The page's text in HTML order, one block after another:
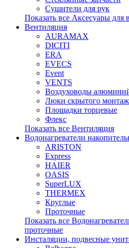
Сушители для рук
Показать все Аксесуары для
Вентиляция
AURAMAX
DICITI
ERA
EVECS
Event
VENTS
Воздуховоды
Люки скрытого
Площадки торцевые
Флекс
Показать все Вентиляция
Водонагреватели
ARISTON
Express
HAIER
OASIS
SuperLUX
THERMEX
Круглые
Проточные
Показать все
проточные
Инсталяции, подвесные